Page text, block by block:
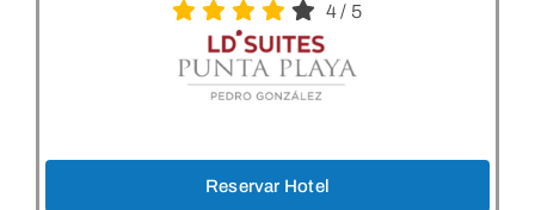
4/ 5
Reservar Hotel